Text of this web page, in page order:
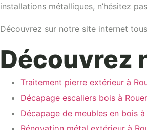
installations métalliques, n’hésitez
Découvrez sur notre site internet tous
Découvrez
Traitement pierre extérieur à
Décapage escaliers bois à
Décapage de meubles en bois